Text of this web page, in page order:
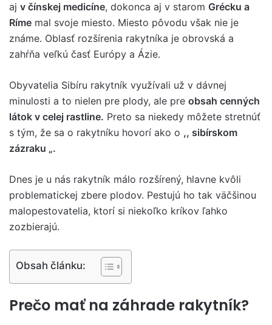
aj v čínskej medicíne, dokonca aj v starom Grécku a
Ríme mal svoje miesto. Miesto pôvodu však nie je
známe. Oblasť rozšírenia rakytníka je obrovská a
zahŕňa veľkú časť Európy a Ázie.
Obyvatelia Sibíru rakytník využívali už v dávnej
minulosti a to nielen pre plody, ale pre obsah cenných
látok v celej rastline. Preto sa niekedy môžete stretnúť
s tým, že sa o rakytníku hovorí ako o ,, sibírskom
zázraku „.
Dnes je u nás rakytník málo rozšírený, hlavne kvôli
problematickej zbere plodov. Pestujú ho tak väčšinou
malopestovatelia, ktorí si niekoľko kríkov ľahko
zozbierajú.
Obsah článku:
Prečo mať na záhrade rakytník?